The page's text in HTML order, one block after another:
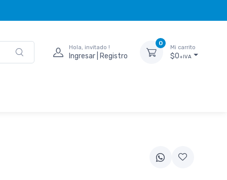
Hola, invitado !
Ingresar | Registro
0
Mi carrito
$0+IVA